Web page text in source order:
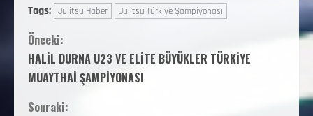
Tags: Jujitsu Haber Jujitsu Türkiye Şampiyonası
Önceki:
HALİL DURNA U23 VE ELİTE BÜYÜKLER TÜRKİYE
MUAYTHAİ ŞAMPİYONASI
Sonraki: